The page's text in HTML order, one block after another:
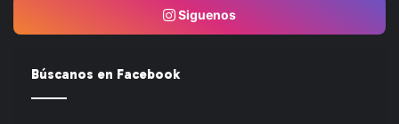
Siguenos
Búscanos en Facebook